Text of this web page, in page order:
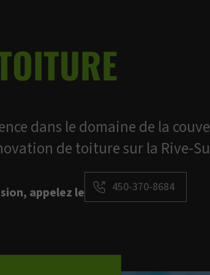
dans le domaine de la
de toiture sur la Rive-
appelez le 450-370-8684